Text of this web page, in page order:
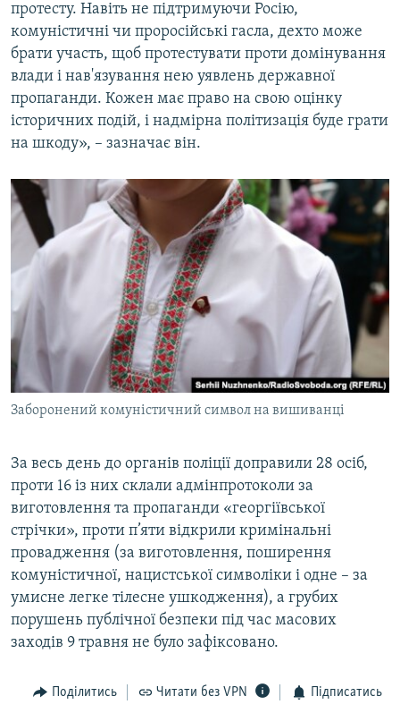
протесту. Навіть не підтримуючи Росію,
комуністичні чи проросійські гасла, дехто може
брати участь, щоб протестувати проти домінування
влади і нав'язування нею уявлень державної
пропаганди. Кожен має право на свою оцінку
історичних подій, і надмірна політизація буде грати
на шкоду», – зазначає він.
Заборонений комуністичний символ на вишиванці
За весь день до органів поліції доправили 28 осіб,
проти 16 із них склали адмінпротоколи за
виготовлення та пропаганди «георгіївської
стрічки», проти п’яти відкрили кримінальні
провадження (за виготовлення, поширення
комуністичної, нацистської символіки і одне – за
умисне легке тілесне ушкодження), а грубих
порушень публічної безпеки під час масових
заходів 9 травня не було зафіксовано.
Поділитись Читати без VPN Підписатись